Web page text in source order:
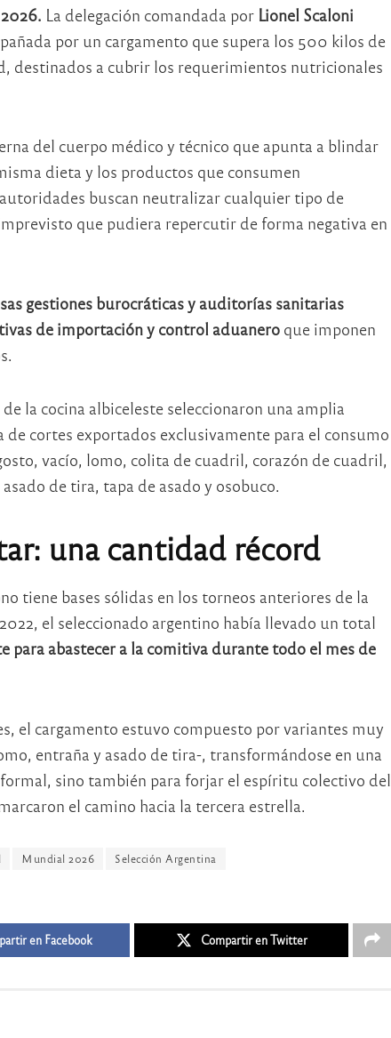
La delegación comandada porLionel Scaloni
por un cargamento que supera los 500 kilos de
destinados a cubrir los requerimientos nutricionales
del cuerpo médico y técnico que apunta a blindar
dieta y los productos que consumen
buscan neutralizar cualquier tipo de
que pudiera repercutir de forma negativa en
gestiones burocráticas y auditorías sanitarias
de importación y control aduaneroque imponen
la cocina albiceleste seleccionaron una amplia
cortes exportados exclusivamente para el consumo
vacío, lomo, colita de cuadril, corazón de cuadril,
de tira, tapa de asado y osobuco.
una cantidad récord
tiene bases sólidas en los torneos anteriores de la
el seleccionado argentino había llevado un total
abastecer a la comitiva durante todo el mes de
el cargamento estuvo compuesto por variantes muy
entraña y asado de tira-, transformándose en una
sino también para forjar el espíritu colectivo del
el camino hacia la tercera estrella.
Mundial 2026 Selección Argentina
en Facebook Compartir en Twitter